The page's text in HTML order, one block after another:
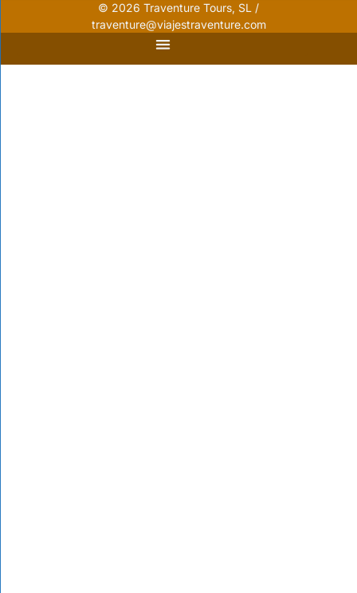
© 2026 Traventure Tours, SL /
traventure@viajestraventure.com